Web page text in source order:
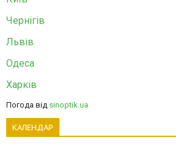
Чернігів
Львів
Одеса
Харків
Погода від sinoptik.ua
КАЛЕНДАР